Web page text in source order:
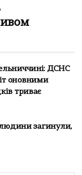
ДСНС
оновними
триває
людини загинули,